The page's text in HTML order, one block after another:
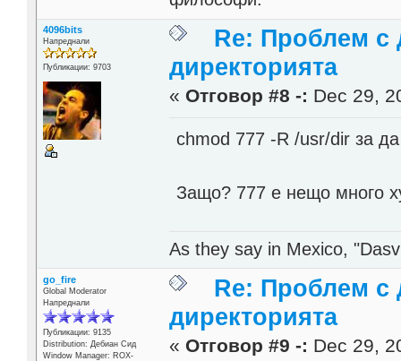
4096bits
Напреднали
Публикации: 9703
Re: Проблем с
директорията
« Отговор #8 -: Dec 29,
chmod 777 -R /usr/dir за
Защо? 777 e нещо много
As they say in Mexico,
go_fire
Global Moderator
Напреднали
Публикации: 9135
Distribution: Дебиан Сид
Window Manager: ROX-
Re: Проблем с
директорията
« Отговор #9 -: Dec 29,